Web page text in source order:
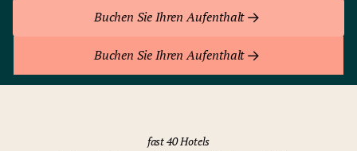
Buchen Sie Ihren Aufenthalt
Buchen Sie Ihren Aufenthalt
fast 40 Hotels